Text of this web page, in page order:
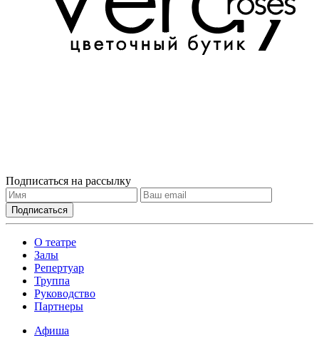
Подписаться на рассылку
О театре
Залы
Репертуар
Труппа
Руководство
Партнеры
Афиша